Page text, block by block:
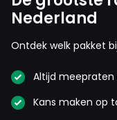
3 juni 18:12
Euh ik ben bly
Nederland
Ontdek welk pakket
Altijd meepraten
Kans maken op